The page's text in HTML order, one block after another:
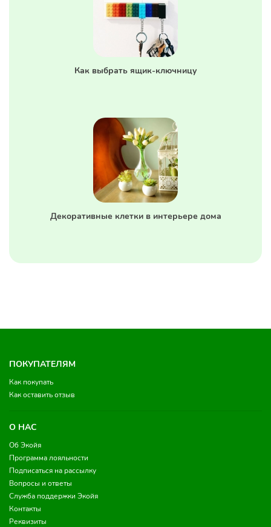
Как выбрать ящик-ключницу
Декоративные клетки в интерьере дома
ПОКУПАТЕЛЯМ
Как покупать
Как оставить отзыв
О НАС
Об Экойя
Программа лояльности
Подписаться на рассылку
Вопросы и ответы
Служба поддержки Экойя
Контакты
Реквизиты